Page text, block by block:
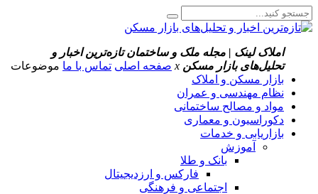
املاک لینک | مجله ملک و ساختمان تازه‌ترین اخبار و
تحلیل‌های بازار مسکن x صفحه اصلی تماس با ما موضوعات
بازار مسکن و املاک
نظام مهندسی و عمران
مواد و مصالح ساختمانی
دکوراسیون و معماری
بازاریابی و خدمات
آموزش
بانک و طلا
فارکس و ارزدیجیتال
اجتماعی و فرهنگی